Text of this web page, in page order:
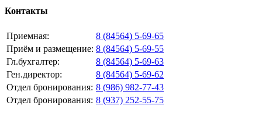
Контакты
Приемная:
8 (84564) 5-69-65
Приём и размещение: 8 (84564) 5-69-55
Гл.бухгалтер:
8 (84564) 5-69-63
Ген.директор:
8 (84564) 5-69-62
Отдел бронирования: 8 (986) 982-77-43
Отдел бронирования: 8 (937) 252-55-75